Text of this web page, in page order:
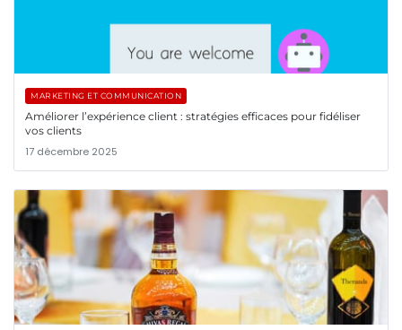
MARKETING ET COMMUNICATION
Améliorer l’expérience client : stratégies efficaces pour fidéliser
vos clients
17 décembre 2025